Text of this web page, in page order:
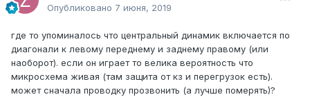
Опубликовано 7 июня, 2019
где то упоминалось что центральный динамик включается по
диагонали к левому переднему и заднему правому (или
наоборот). если он играет то велика вероятность что
микросхема живая (там защита от кз и перегрузок есть).
может сначала проводку прозвонить (а лучше померять)?